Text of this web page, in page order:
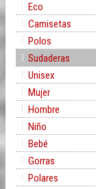
Eco
Camisetas
Polos
Sudaderas
Unisex
Mujer
Hombre
Niño
Bebé
Gorras
Polares